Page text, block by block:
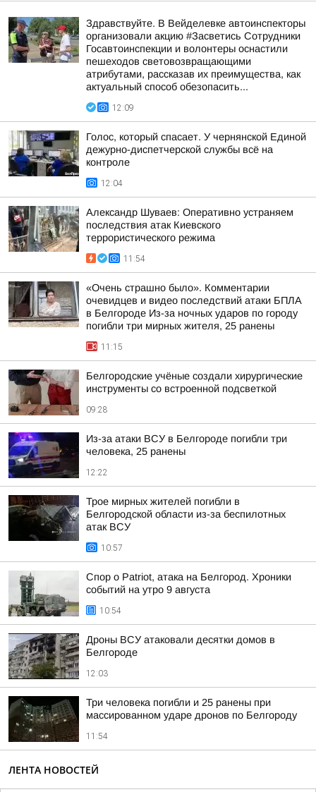
Здравствуйте. В Вейделевке автоинспекторы
организовали акцию #Засветись Сотрудники
Госавтоинспекции и волонтеры оснастили
пешеходов световозвращающими
атрибутами, рассказав их преимущества, как
актуальный способ обезопасить...
12:09
Голос, который спасает. У чернянской Единой
дежурно-диспетчерской службы всё на
контроле
12:04
Александр Шуваев: Оперативно устраняем
последствия атак Киевского
террористического режима
11:54
«Очень страшно было». Комментарии
очевидцев и видео последствий атаки БПЛА
в Белгороде Из-за ночных ударов по городу
погибли три мирных жителя, 25 ранены
11:15
Белгородские учёные создали хирургические
инструменты со встроенной подсветкой
09:28
Из-за атаки ВСУ в Белгороде погибли три
человека, 25 ранены
12:22
Трое мирных жителей погибли в
Белгородской области из-за беспилотных
атак ВСУ
10:57
Спор о Patriot, атака на Белгород. Хроники
событий на утро 9 августа
10:54
Дроны ВСУ атаковали десятки домов в
Белгороде
12:03
Три человека погибли и 25 ранены при
массированном ударе дронов по Белгороду
11:54
ЛЕНТА НОВОСТЕЙ